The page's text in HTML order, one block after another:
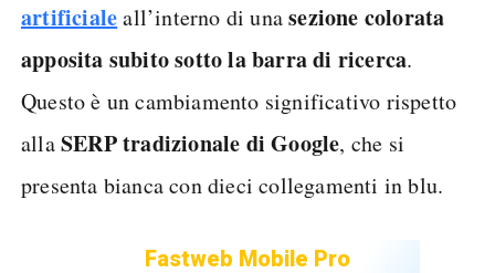
artificialeall’interno di unasezione colorata
apposita subito sotto la barra di ricerca.
Questo è un cambiamento significativo rispetto
allaSERP tradizionale di Google, che si
presenta bianca con dieci collegamenti in blu.
Fastweb Mobile Pro